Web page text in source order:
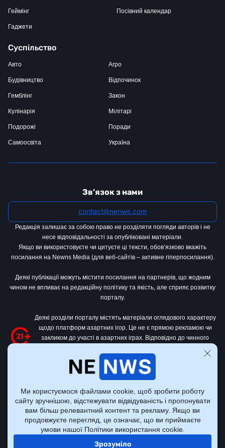
Геймінг
Гаджети
Посівний календар
Суспільство
Авто Агро
Будівництво Відпочинок
Гемблінг Закон
Кулінарія Мілітарі
Подорожі Поради
Самоосвіта Україна
Зв’язок з нами
contact@nenws.com
Редакція залишає за собою право не розділяти погляди авторів і не
несе відповідальності за опубліковані матеріали.
Якщо ви використовуєте чи цитуєте ці тексти, обов’язково вкажіть
посилання на Newns Media (для веб-сайтів – активне гіперпосилання).
Деякі публікації можуть містити посилання на партнерів, що жодним
чином не впливає на редакційну політику та якість, але сприяє розвитку
порталу.
Деякі розділи порталу містять матеріали оглядового характеру
щодо платформ азартних ігор. Це не є прямою рекламою чи
закликом до участі в азартних іграх. Відповідно до чинного
, цей контент призначений виключно для
осіб віком від 21 року.
Усі матеріали на тему азартних ігор на цьому сайті носять оглядово-
інформаційний характер. Портал не є організатором чи посередником у
сфері азартних ігор.
Всі права захищені © Nenws Media, 2022 - 2026.
Ми користуємося файлами cookie, щоб зробити роботу
сайту зручнішою, відстежувати відвідуваність і пропонувати
вам більш релевантний контент та рекламу. Якщо ви
продовжуєте перегляд, це означає, що ви приймаєте
умови нашої Політики використання cookie.
Зрозуміло